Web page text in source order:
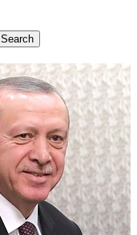
Search